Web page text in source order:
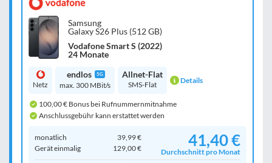
Samsung
Galaxy S26 Plus (512 GB)
Vodafone Smart S (2022)
24 Monate
Netz
endlos 5G
max. 300 MBit/s
Allnet-Flat
SMS-Flat Details
100,00 € Bonus bei Rufnummernmitnahme
Anschlussgebühr kann erstattet werden
monatlich
39,99 €
Gerät einmalig
129,00 € 41,40 €
Durchschnitt pro Monat